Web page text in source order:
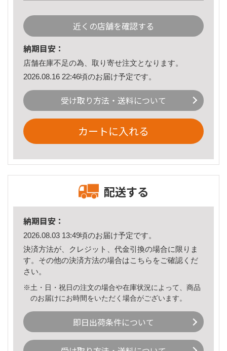
近くの店舗を確認する
納期目安：
店舗在庫不足の為、取り寄せ注文となります。
2026.08.16 22:46頃のお届け予定です。
受け取り方法・送料について
カートに入れる
配送する
納期目安：
2026.08.03 13:49頃のお届け予定です。
決済方法が、クレジット、代金引換の場合に限りま
す。その他の決済方法の場合はこちら をご確認くだ
さい。
※土・日・祝日の注文の場合や在庫状況によって、商品
のお届けにお時間をいただく場合がございます。
即日出荷条件について